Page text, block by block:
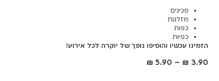
סכינים
מזלגות
כפות
כפיות
הזמינו עכשיו והוסיפו נופך של יוקרה לכל אירוע!
₪ 3.90
–
₪ 5.90